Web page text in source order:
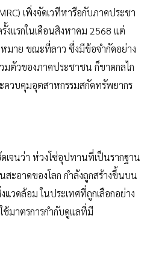
เพิ่งจัดเวทีหารือกับภาคประชา
งแรกในเดือนสิงหาคม 2568 แต่
มาย ขณะที่ลาว ซึ่งมีข้อจำกัดอย่าง
มตัวของภาคประชาชน ก็ขาดกลไก
ควบคุมอุตสาหกรรมสกัดทรัพยากร
เจนว่า ห่วงโซ่อุปทานที่เป็นรากฐาน
ะอาดของโลก กำลังถูกสร้างขึ้นบน
วดล้อม ในประเทศที่ถูกเลือกอย่าง
ช้มาตรการกำกับดูแลที่มี